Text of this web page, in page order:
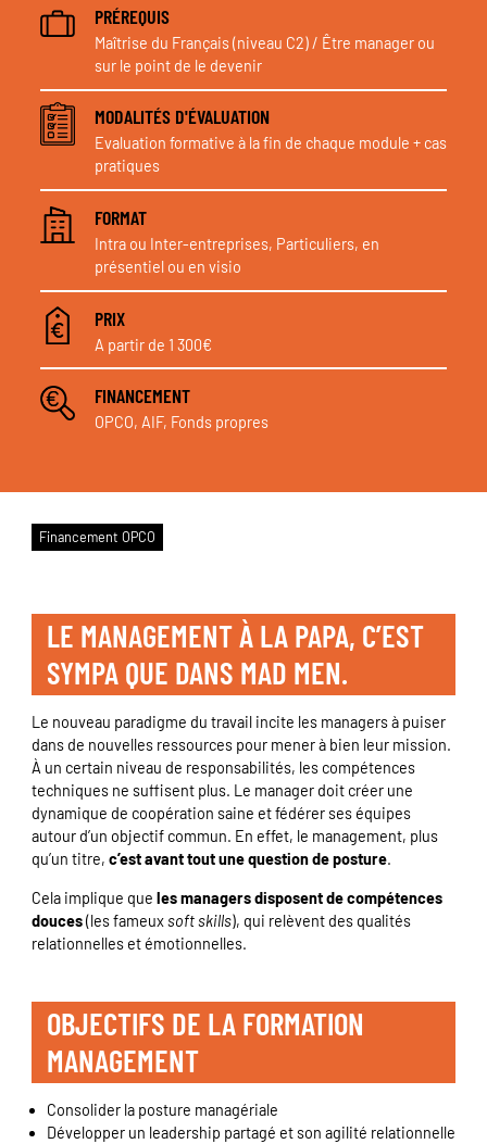
PRÉREQUIS
Maîtrise du Français (niveau C2) / Être manager ou
sur le point de le devenir
MODALITÉS D'ÉVALUATION
Evaluation formative à la fin de chaque module + cas
pratiques
FORMAT
Intra ou Inter-entreprises, Particuliers, en
présentiel ou en visio
PRIX
A partir de 1 300€
FINANCEMENT
OPCO, AIF, Fonds propres
Financement OPCO
LE MANAGEMENT À LA PAPA, C’EST
SYMPA QUE DANS MAD MEN.
Le nouveau paradigme du travail incite les managers à puiser
dans de nouvelles ressources pour mener à bien leur mission.
À un certain niveau de responsabilités, les compétences
techniques ne suffisent plus. Le manager doit créer une
dynamique de coopération saine et fédérer ses équipes
autour d’un objectif commun. En effet, le management, plus
qu’un titre, c’est avant tout une question de posture.
Cela implique que les managers disposent de compétences
douces(les fameuxsoft skills), qui relèvent des qualités
relationnelles et émotionnelles.
OBJECTIFS DE LA FORMATION
MANAGEMENT
Consolider la posture managériale
Développer un leadership partagé et son agilité relationnelle